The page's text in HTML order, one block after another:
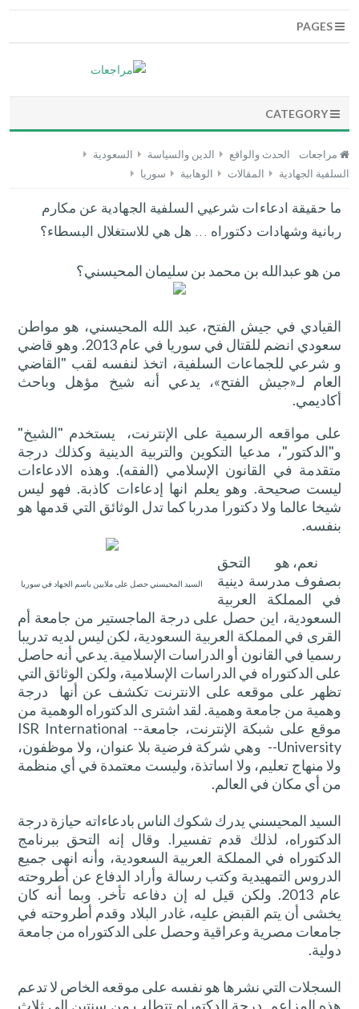
CATEGORY
مراجعات الحدث والواقع الدين والسياسة
السعودية
السلفية الجهادية
المقالات الوهابية سوريا
ما حقيقة ادعاءات شرعيي السلفية الجهادية عن مكارم
ربانية وشهادات دكتوراه ... هل هي للاستغلال البسطاء؟
من هو عبدالله بن محمد بن سليمان المحيسني؟
القيادي في جيش الفتح، عبد الله المحيسني، هو مواطن
سعودي انضم للقتال في سوريا في عام 2013. وهو قاضي
و شرعي للجماعات السلفية، اتخذ لنفسه لقب "القاضي
العام لـ«جيش الفتح»، يدعي أنه شيخ مؤهل وباحث
أكاديمي.
على مواقعه الرسمية على الإنترنت، يستخدم "الشيخ"
و"الدكتور"، مدعيا التكوين والتربية الدينية وكذلك درجة
متقدمة في القانون الإسلامي (الفقه). وهذه الادعاءات
ليست صحيحة. وهو يعلم انها إدعاءات كاذبة. فهو ليس
شيخا عالما ولا دكتورا مدربا كما تدل الوثائق التي قدمها هو
بنفسه.
السيد المحيسني حصل على ملايين باسم الجهاد في سوريا
نعم، هو التحق
بصفوف مدرسة دينية
في المملكة العربية
السعودية، اين حصل على درجة الماجستير من جامعة أم
القرى في المملكة العربية السعودية، لكن ليس لديه تدريبا
رسميا في القانون أو الدراسات الإسلامية. يدعي أنه حاصل
على الدكتوراه في الدراسات الإسلامية، ولكن الوثائق التي
تظهر على موقعه على الانترنت تكشف عن أنها درجة
وهمية من جامعة وهمية. لقد اشترى الدكتوراه الوهمية من
موقع على شبكة الإنترنت، جامعة-- ISR International
University-- وهي شركة فرضية بلا عنوان، ولا موظفون،
ولا منهاج تعليم، ولا اساتذة، وليست معتمدة في أي منظمة
من أي مكان في العالم.
السيد المحيسني يدرك شكوك الناس بادعاءاته حيازة درجة
الدكتوراه، لذلك قدم تفسيرا. وقال إنه التحق ببرنامج
الدكتوراه في المملكة العربية السعودية، وأنه انهى جميع
الدروس التمهيدية وكتب رسالة وأراد الدفاع عن أطروحته
عام 2013. ولكن قيل له إن دفاعه تأخر. وبما أنه كان
يخشى أن يتم القبض عليه، غادر البلاد وقدم أطروحته في
جامعات مصرية وعراقية وحصل على الدكتوراه من جامعة
دولية.
السجلات التي نشرها هو نفسه على موقعه الخاص لا تدعم
هذه المزاعم. درجة الدكتوراه تتطلب من سنتين الى ثلاث